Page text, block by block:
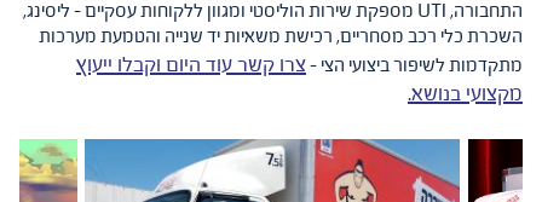
התחבורה, UTI מספקת שירות הוליסטי ומגוון ללקוחות עסקיים – ליסינג,
השכרת כלי רכב מסחריים, רכישת משאיות יד שנייה והטמעת מערכות
מתקדמות לשיפור ביצועי הצי –צרו קשר עוד היום וקבלו ייעוץ
מקצועי בנושא.